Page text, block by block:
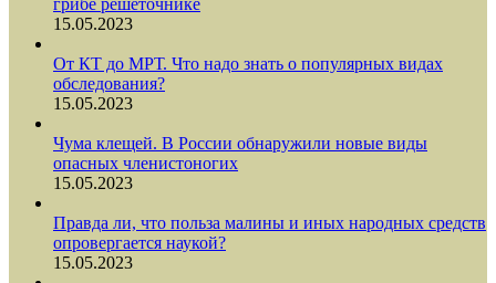
15.05.2023
От КТ до МРТ. Что надо знать о популярных видах
обследования?
15.05.2023
Чума клещей. В России обнаружили новые виды
опасных членистоногих
15.05.2023
Правда ли, что польза малины и иных народных средств
опровергается наукой?
15.05.2023